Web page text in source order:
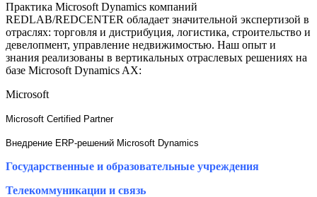
Практика Microsoft Dynamics компаний
REDLAB/REDCENTER обладает значительной экспертизой в
отраслях: торговля и дистрибуция, логистика, строительство и
девелопмент, управление недвижимостью. Наш опыт и
знания реализованы в вертикальных отраслевых решениях на
базе Microsoft Dynamics AX:
Microsoft
Microsoft Certified Partner
Внедрение ERP-решений Microsoft Dynamics
Государственные и образовательные учреждения
Телекоммуникации и связь